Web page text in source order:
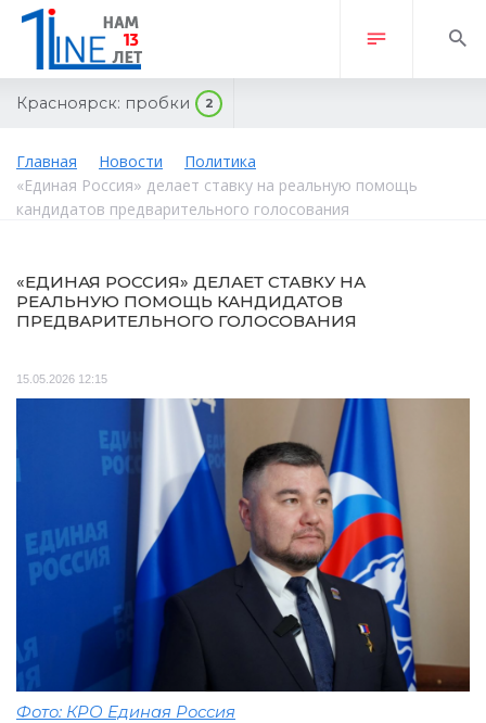
Красноярск: пробки 2
Главная Новости
Политика
«Единая Россия» делает ставку на реальную помощь
кандидатов предварительного голосования
«ЕДИНАЯ РОССИЯ» ДЕЛАЕТ СТАВКУ НА
РЕАЛЬНУЮ ПОМОЩЬ КАНДИДАТОВ
ПРЕДВАРИТЕЛЬНОГО ГОЛОСОВАНИЯ
15.05.2026 12:15
Фото: КРО Единая Россия